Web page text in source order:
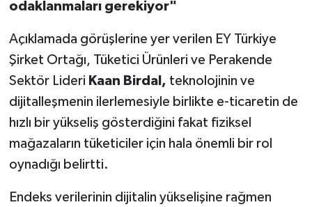
odaklanmaları gerekiyor"
Açıklamada görüşlerine yer verilen EY Türkiye
Şirket Ortağı, Tüketici Ürünleri ve Perakende
Sektör Lideri Kaan Birdal, teknolojinin ve
dijitalleşmenin ilerlemesiyle birlikte e-ticaretin de
hızlı bir yükseliş gösterdiğini fakat fiziksel
mağazaların tüketiciler için hala önemli bir rol
oynadığı belirtti.
Endeks verilerinin dijitalin yükselişine rağmen